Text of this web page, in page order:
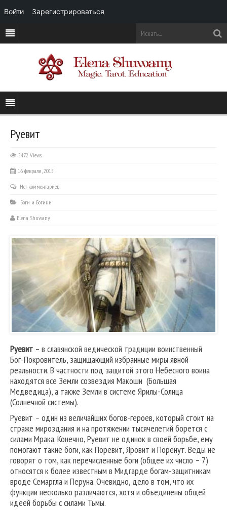
Руевит
5472 Views
16 февраля, 2015
Нет комментариев
Боги и Богини
Elena Shuwany
Руевит – в славянской ведической традиции воинственный
Бог-Покровитель, защищающий избранные миры явной
реальности. В частности под защитой этого Небесного воина
находятся все Земли созвездия Макоши (Большая
Медведица), а также Земли в системе Ярилы-Солнца
(Солнечной системы).
Руевит – один из величайших богов-героев, который стоит на
страже мироздания и на протяжении тысячелетий борется с
силами Мрака. Конечно, Руевит не одинок в своей борьбе, ему
помогают такие боги, как Поревит, Яровит и Поренут. Веды не
говорят о том, как перечисленные боги (общее их число – 7)
относятся к более известным в Мидгарде богам-защитникам
вроде Семаргла и Перуна. Очевидно, дело в том, что их
функции несколько различаются, хотя и объединены общей
идеей борьбы с силами Тьмы.
Войти Зарегистрироваться